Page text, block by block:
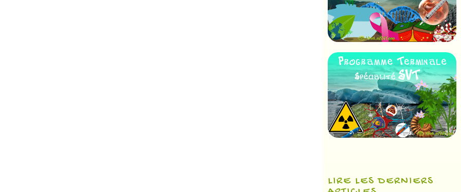
LIRE LES DERNIERS